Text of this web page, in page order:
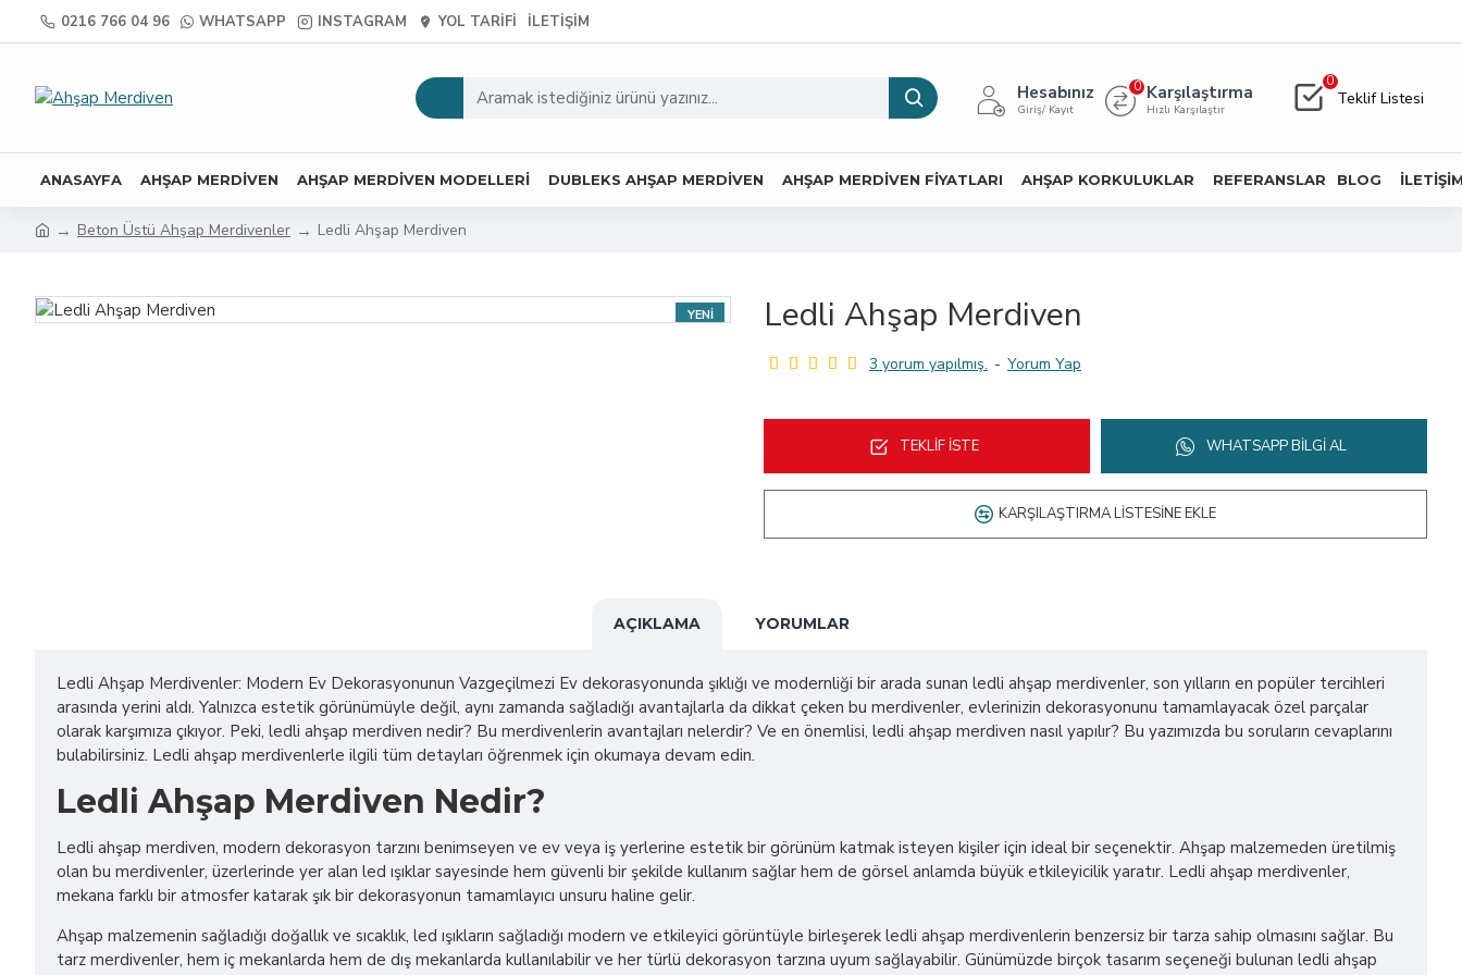
0216 766 04 96 WHATSAPP INSTAGRAM YOL TARIFI İLETIŞIM
Hesabınız
Giriş/ Kayıt
Karşılaştırma
Hızlı Karşılaştır
0
Teklif Listesi
0
ANASAYFA AHŞAP MERDIVEN AHŞAP MERDIVEN MODELLERI DUBLEKS AHŞAP MERDIVEN AHŞAP MERDIVEN FIYATLARI AHŞAP KORKULUKLAR REFERANSLAR BLOG
Beton Üstü Ahşap Merdivenler Ledli Ahşap Merdiven
YENI Ledli Ahşap Merdiven
3 yorum yapılmış. - Yorum Yap
TEKLIF İSTE WHATSAPP BILGI AL
KARŞILAŞTIRMA LISTESINE EKLE
AÇIKLAMA YORUMLAR
Ledli Ahşap Merdivenler: Modern Ev Dekorasyonunun Vazgeçilmezi Ev dekorasyonunda şıklığı ve modernliği bir arada sunan ledli ahşap merdivenler, son yılların en popüler tercihleri
arasında yerini aldı. Yalnızca estetik görünümüyle değil, aynı zamanda sağladığı avantajlarla da dikkat çeken bu merdivenler, evlerinizin dekorasyonunu tamamlayacak özel parçalar
olarak karşımıza çıkıyor. Peki, ledli ahşap merdiven nedir? Bu merdivenlerin avantajları nelerdir? Ve en önemlisi, ledli ahşap merdiven nasıl yapılır? Bu yazımızda bu soruların cevaplarını
bulabilirsiniz. Ledli ahşap merdivenlerle ilgili tüm detayları öğrenmek için okumaya devam edin.
Ledli Ahşap Merdiven Nedir?
Ledli ahşap merdiven, modern dekorasyon tarzını benimseyen ve ev veya iş yerlerine estetik bir görünüm katmak isteyen kişiler için ideal bir seçenektir. Ahşap malzemeden üretilmiş
olan bu merdivenler, üzerlerinde yer alan led ışıklar sayesinde hem güvenli bir şekilde kullanım sağlar hem de görsel anlamda büyük etkileyicilik yaratır. Ledli ahşap merdivenler,
mekana farklı bir atmosfer katarak şık bir dekorasyonun tamamlayıcı unsuru haline gelir.
Ahşap malzemenin sağladığı doğallık ve sıcaklık, led ışıkların sağladığı modern ve etkileyici görüntüyle birleşerek ledli ahşap merdivenlerin benzersiz bir tarza sahip olmasını sağlar. Bu
tarz merdivenler, hem iç mekanlarda hem de dış mekanlarda kullanılabilir ve her türlü dekorasyon tarzına uyum sağlayabilir. Günümüzde birçok tasarım seçeneği bulunan ledli ahşap